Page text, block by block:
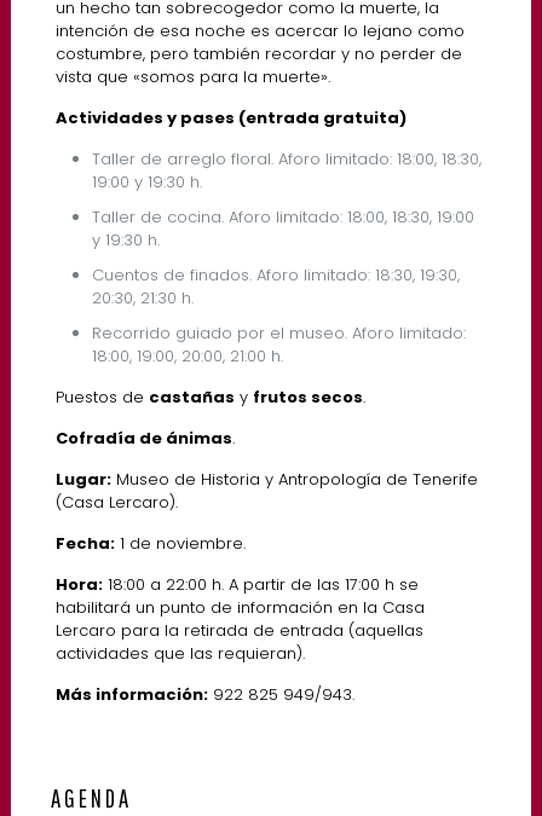
un hecho tan sobrecogedor como la muerte, la
intención de esa noche es acercar lo lejano como
costumbre, pero también recordar y no perder de
vista que «somos para la muerte».
Actividades y pases (entrada gratuita)
Taller de arreglo floral. Aforo limitado: 18:00, 18:30,
19:00 y 19:30 h.
Taller de cocina. Aforo limitado: 18:00, 18:30, 19:00
y 19:30 h.
Cuentos de finados. Aforo limitado: 18:30, 19:30,
20:30, 21:30 h.
Recorrido guiado por el museo. Aforo limitado:
18:00, 19:00, 20:00, 21:00 h.
Puestos de castañas y frutos secos.
Cofradía de ánimas.
Lugar:Museo de Historia y Antropología de Tenerife
(Casa Lercaro).
Fecha:1 de noviembre.
Hora:18:00 a 22:00 h. A partir de las 17:00 h se
habilitará un punto de información en la Casa
Lercaro para la retirada de entrada (aquellas
actividades que las requieran).
Más información:922 825 949/943.
AGENDA